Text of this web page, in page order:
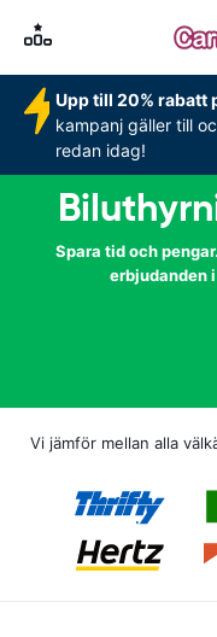
Upp till 20% rabatt
kampanj gäller till
redan idag!
Spara tid och
erbjudanden
Vi jämför mellan alla